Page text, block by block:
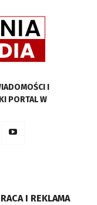
I
PORTAL W
I REKLAMA